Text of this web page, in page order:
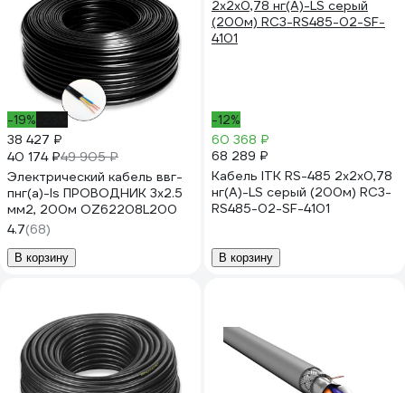
-19%
38 427 ₽
40 174 ₽49 905 ₽
Электрический кабель ввг-
пнг(a)-ls ПРОВОДНИК 3x2.5
мм2, 200м OZ62208L200
4.7(68)
В корзину
-12%
60 368 ₽
68 289 ₽
Кабель ITK RS-485 2x2х0,78
нг(А)-LS серый (200м) RC3-
RS485-02-SF-4101
В корзину